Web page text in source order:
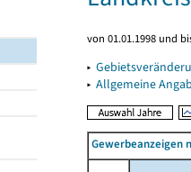
von 01.01.1998 und
▸
▸ Allgemeine
Gewerbeanzeigen